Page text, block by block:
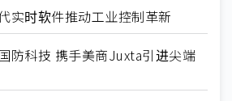
实时软件推动工业控制革新
防科技 携手美商Juxta引进尖端